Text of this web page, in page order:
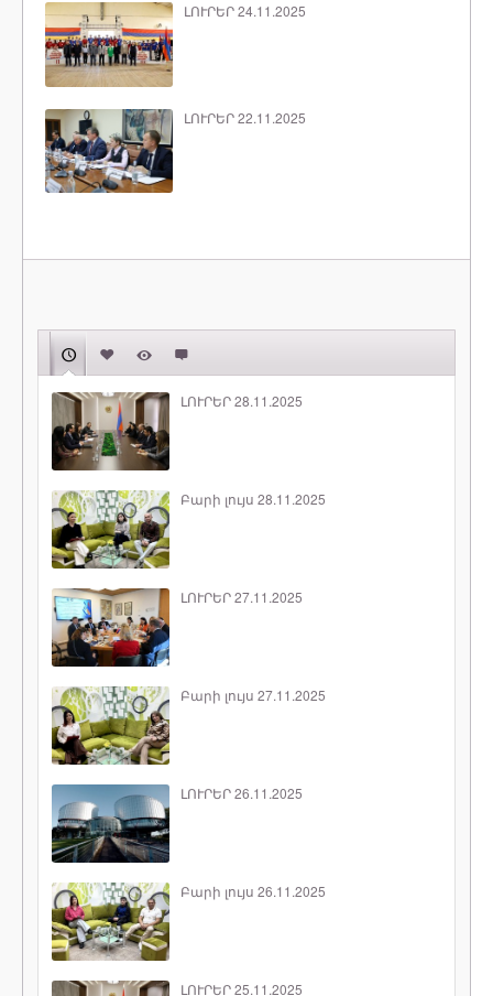
ԼՈՒՐԵՐ 24.11.2025
ԼՈՒՐԵՐ 22.11.2025
ԼՈՒՐԵՐ 28.11.2025
Բարի լույս 28.11.2025
ԼՈՒՐԵՐ 27.11.2025
Բարի լույս 27.11.2025
ԼՈՒՐԵՐ 26.11.2025
Բարի լույս 26.11.2025
ԼՈՒՐԵՐ 25.11.2025